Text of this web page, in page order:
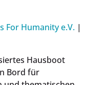
For Humanity e.V. |
Hausboot
Bord für